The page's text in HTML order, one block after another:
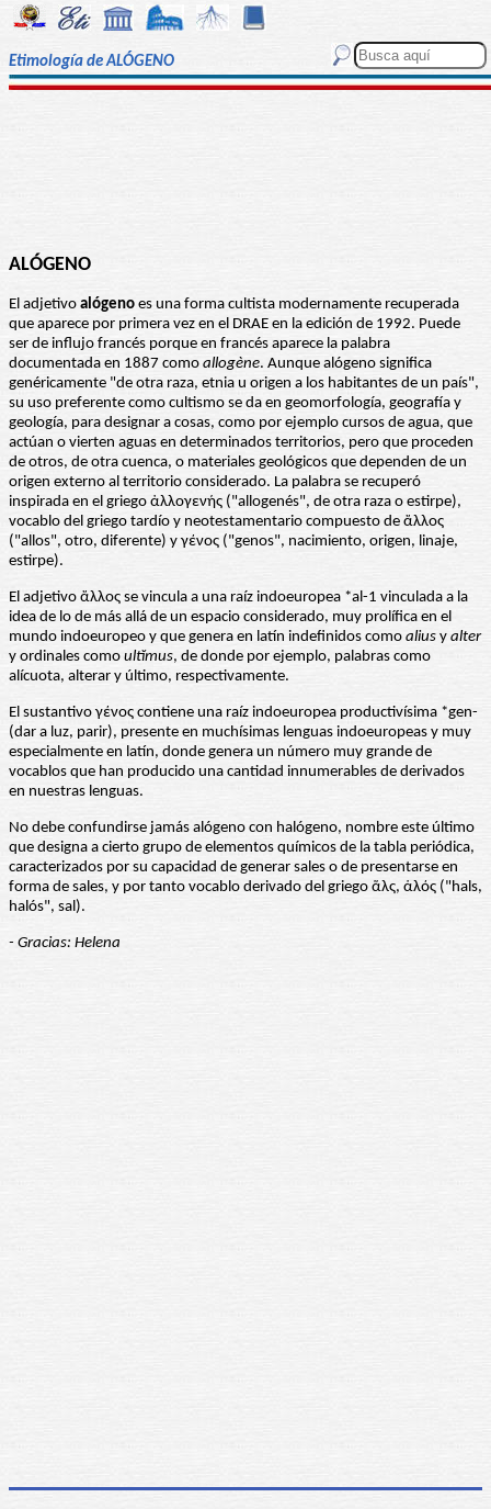
Etimología de ALÓGENO
ALÓGENO
El adjetivo alógeno es una forma cultista modernamente recuperada
que aparece por primera vez en el DRAE en la edición de 1992. Puede
ser de influjo francés porque en francés aparece la palabra
documentada en 1887 como allogène. Aunque alógeno significa
genéricamente "de otra raza, etnia u origen a los habitantes de un país",
su uso preferente como cultismo se da en geomorfología, geografía y
geología, para designar a cosas, como por ejemplo cursos de agua, que
actúan o vierten aguas en determinados territorios, pero que proceden
de otros, de otra cuenca, o materiales geológicos que dependen de un
origen externo al territorio considerado. La palabra se recuperó
inspirada en el griego ἀλλογενής ("allogenés", de otra raza o estirpe),
vocablo del griego tardío y neotestamentario compuesto de ἄλλος
("allos", otro, diferente) y γένος ("genos", nacimiento, origen, linaje,
estirpe).
El adjetivo ἄλλος se vincula a una raíz indoeuropea *al-1 vinculada a la
idea de lo de más allá de un espacio considerado, muy prolífica en el
mundo indoeuropeo y que genera en latín indefinidos como alius y alter
y ordinales como ultĭmus, de donde por ejemplo, palabras como
alícuota, alterar y último, respectivamente.
El sustantivo γένος contiene una raíz indoeuropea productivísima *gen-
(dar a luz, parir), presente en muchísimas lenguas indoeuropeas y muy
especialmente en latín, donde genera un número muy grande de
vocablos que han producido una cantidad innumerables de derivados
en nuestras lenguas.
No debe confundirse jamás alógeno con halógeno, nombre este último
que designa a cierto grupo de elementos químicos de la tabla periódica,
caracterizados por su capacidad de generar sales o de presentarse en
forma de sales, y por tanto vocablo derivado del griego ἅλς, ἁλός ("hals,
halós", sal).
- Gracias: Helena